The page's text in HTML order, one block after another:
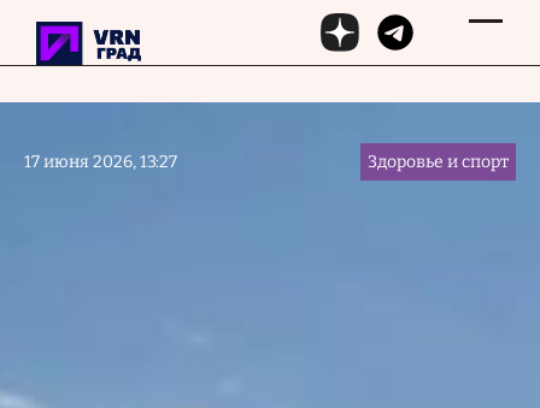
Перейти к основному содержанию
17 июня 2026, 13:27 Здоровье и спорт